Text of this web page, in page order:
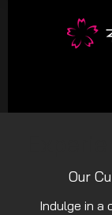
Our
Indulge in a